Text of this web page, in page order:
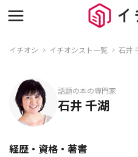
イチオシ イチオシスト一覧 石井
話題の本の専門家
石井 千湖
経歴・資格・著書